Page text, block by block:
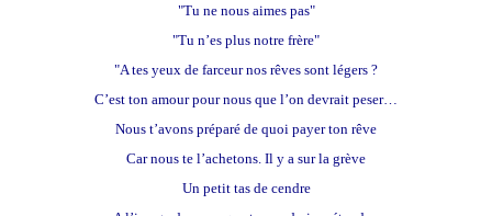
"Tu ne nous aimes pas"
"Tu n’es plus notre frère"
"A tes yeux de farceur nos rêves sont légers ?
C’est ton amour pour nous que l’on devrait peser…
Nous t’avons préparé de quoi payer ton rêve
Car nous te l’achetons. Il y a sur la grève
Un petit tas de cendre